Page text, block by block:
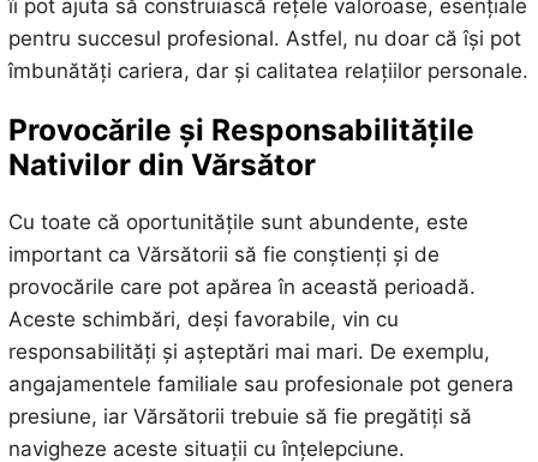
îi pot ajuta să construiască rețele valoroase, esențiale
pentru succesul profesional. Astfel, nu doar că își pot
îmbunătăți cariera, dar și calitatea relațiilor personale.
Provocările și Responsabilitățile
Nativilor din Vărsător
Cu toate că oportunitățile sunt abundente, este
important ca Vărsătorii să fie conștienți și de
provocările care pot apărea în această perioadă.
Aceste schimbări, deși favorabile, vin cu
responsabilități și așteptări mai mari. De exemplu,
angajamentele familiale sau profesionale pot genera
presiune, iar Vărsătorii trebuie să fie pregătiți să
navigheze aceste situații cu înțelepciune.